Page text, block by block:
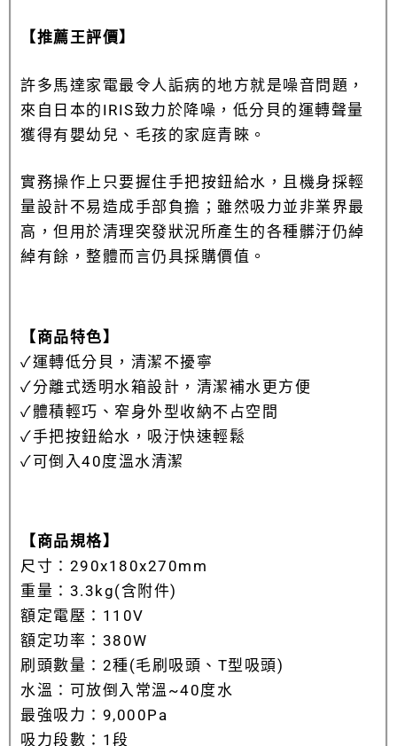
【推薦王評價】
許多馬達家電最令人詬病的地方就是噪音問題，
來自日本的IRIS致力於降噪，低分貝的運轉聲量
獲得有嬰幼兒、毛孩的家庭青睞。
實務操作上只要握住手把按鈕給水，且機身採輕
量設計不易造成手部負擔；雖然吸力並非業界最
高，但用於清理突發狀況所產生的各種髒汙仍綽
綽有餘，整體而言仍具採購價值。
【商品特色】
✓運轉低分貝，清潔不擾寧
✓分離式透明水箱設計，清潔補水更方便
✓體積輕巧、窄身外型收納不占空間
✓手把按鈕給水，吸汙快速輕鬆
✓可倒入40度溫水清潔
【商品規格】
尺寸：290x180x270mm
重量：3.3kg(含附件)
額定電壓：110V
額定功率：380W
刷頭數量：2種(毛刷吸頭、T型吸頭)
水溫：可放倒入常溫~40度水
最強吸力：9,000Pa
吸力段數：1段